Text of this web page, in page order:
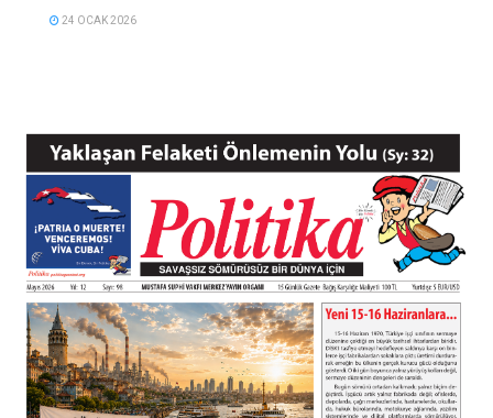
24 OCAK 2026